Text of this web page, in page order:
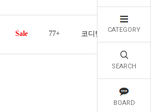
CATEGORY
SEARCH
BOARD
Sale 77+ 코디템 오늘발송